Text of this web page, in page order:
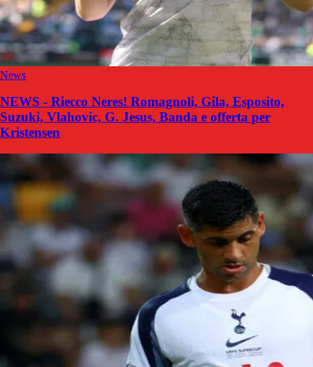
News
NEWS - Riecco Neres! Romagnoli, Gila, Esposito,
Suzuki, Vlahovic, G. Jesus, Banda e offerta per
Kristensen